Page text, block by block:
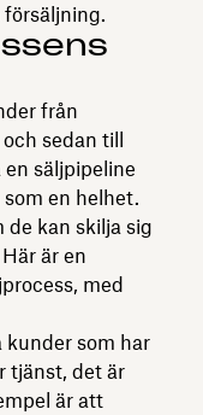
från
sedan till
säljpipeline
en helhet.
de kan skilja sig
är en
med
som har
tjänst, det är
är att